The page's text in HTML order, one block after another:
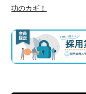
功のカギ！